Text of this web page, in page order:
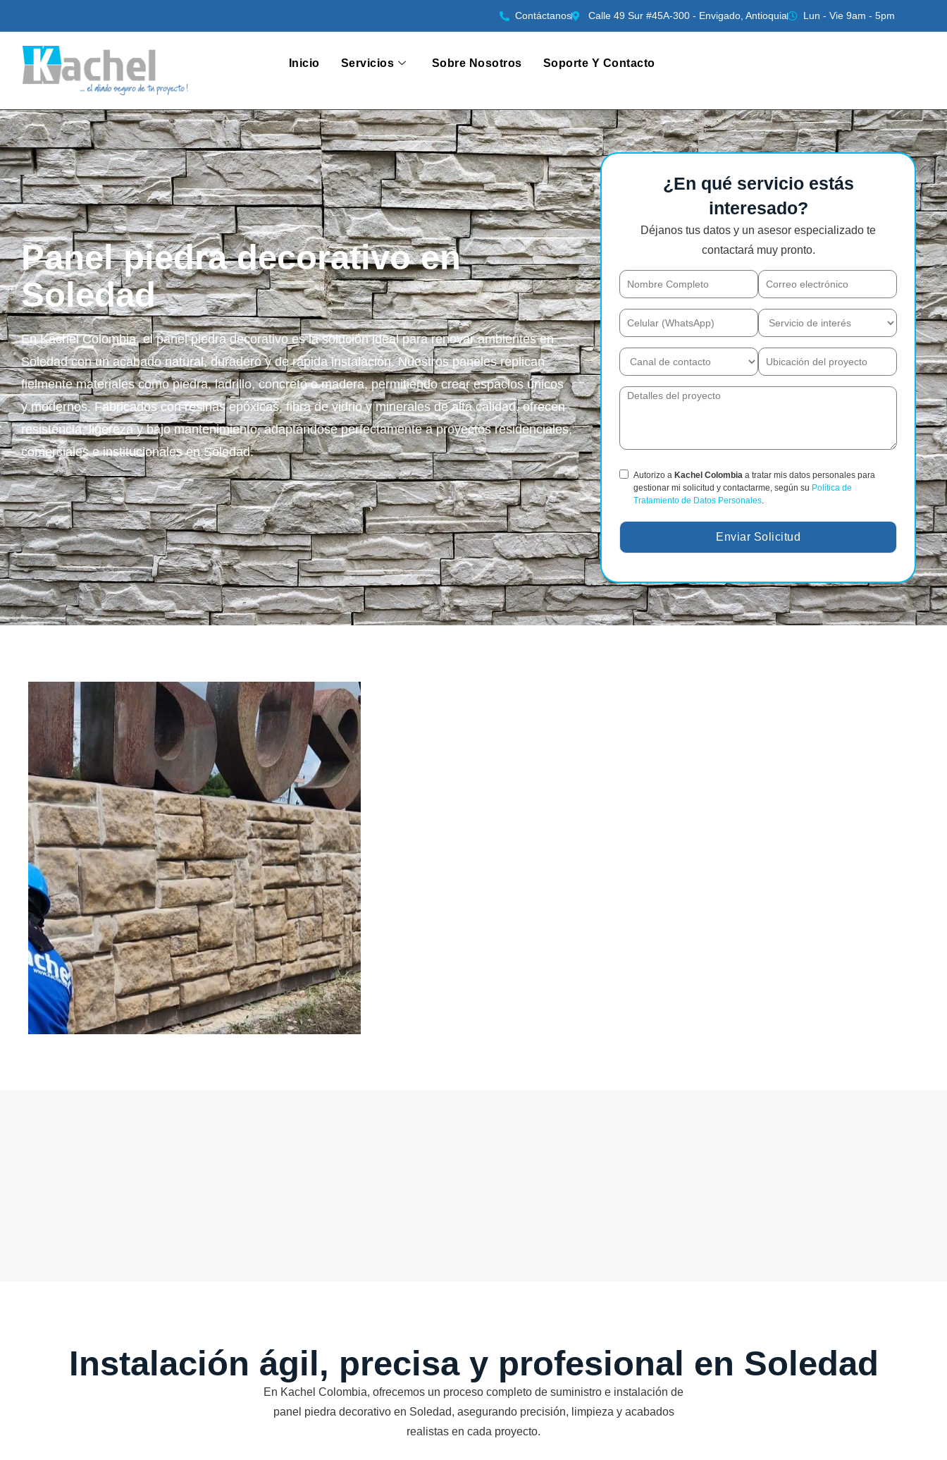
Contáctanos Calle 49 Sur #45A-300 - Envigado, Antioquia Lun - Vie 9am - 5pm
Inicio Servicios Sobre Nosotros Soporte Y Contacto
Panel piedra decorativo en
Soledad
En Kachel Colombia, el panel piedra decorativo es la solución ideal para renovar ambientes en
Soledad con un acabado natural, duradero y de rápida instalación. Nuestros paneles replican
fielmente materiales como piedra, ladrillo, concreto o madera, permitiendo crear espacios únicos
y modernos. Fabricados con resinas epóxicas, fibra de vidrio y minerales de alta calidad, ofrecen
resistencia, ligereza y bajo mantenimiento, adaptándose perfectamente a proyectos residenciales,
comerciales e institucionales en Soledad.
¿En qué servicio estás
interesado?
Déjanos tus datos y un asesor especializado te
contactará muy pronto.
Autorizo a Kachel Colombia a tratar mis datos personales para
gestionar mi solicitud y contactarme, según su Política de
Tratamiento de Datos Personales.
Enviar Solicitud
Instalación ágil, precisa y profesional en Soledad
En Kachel Colombia, ofrecemos un proceso completo de suministro e instalación de
panel piedra decorativo en Soledad, asegurando precisión, limpieza y acabados
realistas en cada proyecto.